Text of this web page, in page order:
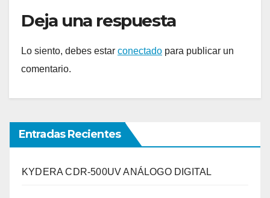
Deja una respuesta
Lo siento, debes estar conectado para publicar un
comentario.
Entradas Recientes
KYDERA CDR-500UV ANÁLOGO DIGITAL